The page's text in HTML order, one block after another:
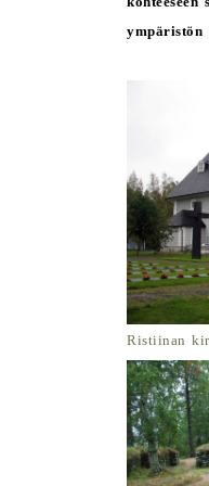
ympäristön
Ristiinan